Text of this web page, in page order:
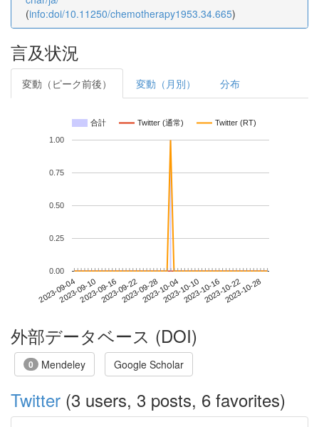
(info:doi/10.11250/chemotherapy1953.34.665)
言及状況
変動（ピーク前後） 変動（月別） 分布
合計 Twitter (通常) Twitter (RT)
2023-09-042023-09-102023-09-162023-09-222023-09-282023-10-042023-10-102023-10-162023-10-222023-10-28
0.00
0.25
0.50
0.75
1.00
外部データベース (DOI)
0 Mendeley Google Scholar
Twitter (3 users, 3 posts, 6 favorites)